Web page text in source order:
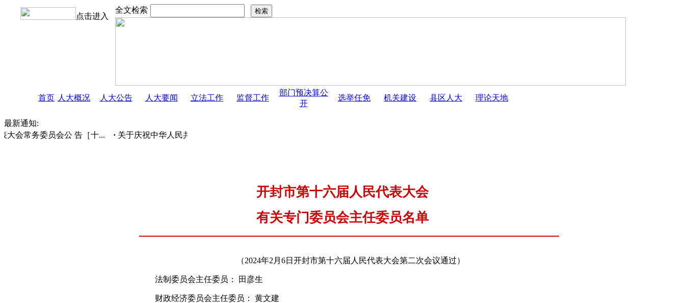
点击进入
全文检索
首页 人大概况 人大公告 人大要闻 立法工作 监督工作
部门预决算公
开
选举任免 机关建设 县区人大 理论天地
最新通知:
大会常务委员会公 告［十...
关于庆祝中华人民共和国成立75周年暨庆祝人民...
开封市第十六届人民代表大会
有关专门委员会主任委员名单
（2024年2月6日开封市第十六届人民代表大会第二次会议通过）
法制委员会主任委员： 田彦生
财政经济委员会主任委员： 黄文建